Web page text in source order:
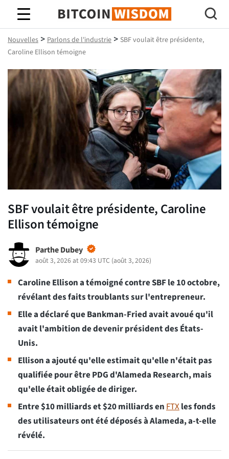
Bitcoin Sagesse
Nouvelles > Parlons de l'industrie > SBF voulait être présidente,
Caroline Ellison témoigne
SBF voulait être présidente, Caroline
Ellison témoigne
Parthe Dubey
août 3, 2026 at 09:43 UTC (août 3, 2026)
Caroline Ellison a témoigné contre SBF le 10 octobre,
révélant des faits troublants sur l'entrepreneur.
Elle a déclaré que Bankman-Fried avait avoué qu'il
avait l'ambition de devenir président des États-
Unis.
Ellison a ajouté qu'elle estimait qu'elle n'était pas
qualifiée pour être PDG d'Alameda Research, mais
qu'elle était obligée de diriger.
Entre $10 milliards et $20 milliards enFTXles fonds
des utilisateurs ont été déposés à Alameda, a-t-elle
révélé.